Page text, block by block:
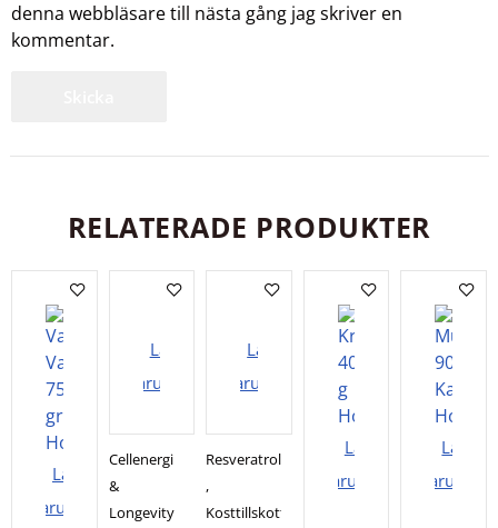
denna webbläsare till nästa gång jag skriver en
kommentar.
RELATERADE PRODUKTER
Lägg i
varukorgen
Lägg i
varukorgen
Cellenergi
&
Longevity
Lägg i
varukorgen
Resveratrol
,
Kosttillskott
Lägg i
varukorgen
Lägg i